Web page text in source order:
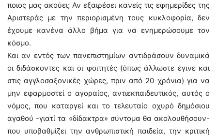
ποιος μας ακούει; Αν εξαιρέσει κανείς τις εφημερίδες της
Αριστεράς με την περιορισμένη τους κυκλοφορία, δεν
έχουμε κανένα άλλο βήμα για να ενημερώσουμε τον
κόσμο.
Και αν εντός των πανεπιστημίων αντιδράσουν δυναμικά
οι διδάσκοντες και οι φοιτητές (όπως άλλωστε έγινε και
στις αγγλοσαξονικές χώρες, πριν από 20 χρόνια) για να
μην εφαρμοστεί ο αγοραίος, αντιεκπαιδευτικός, αυτός ο
νόμος, που καταργεί και το τελευταίο οχυρό δημόσιου
αγαθού -γιατί τα «δίδακτρα» σύντομα θα ακολουθήσουν-
που υποβαθμίζει την ανθρωπιστική παιδεία, την κριτική